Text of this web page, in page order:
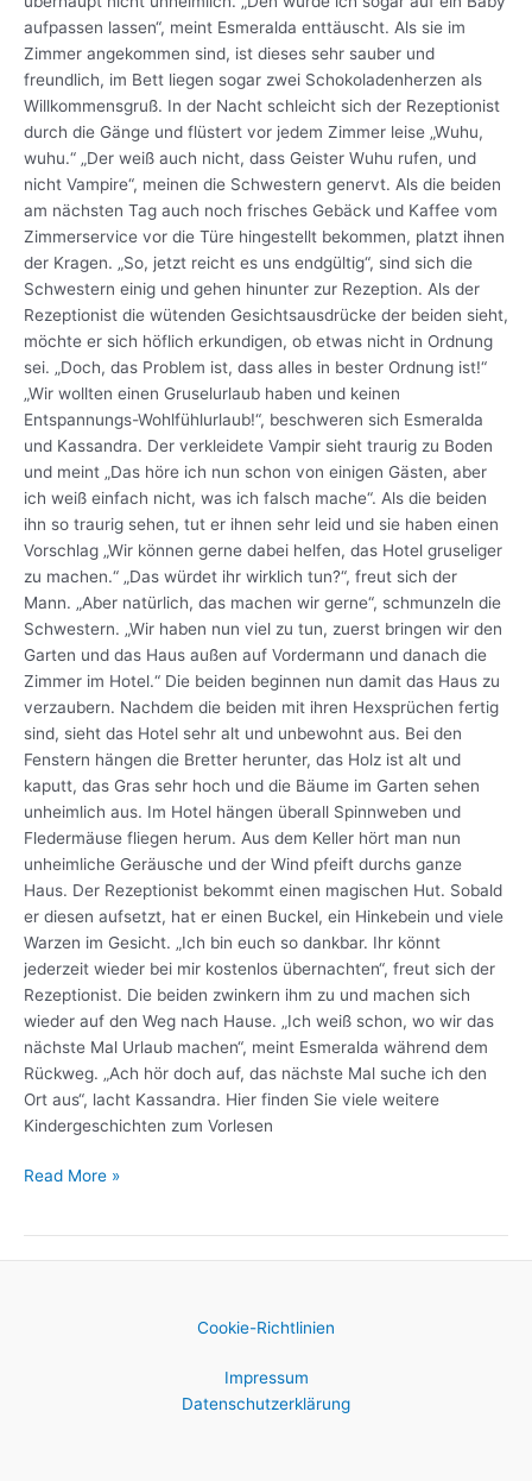
aufpassen lassen“, meint Esmeralda enttäuscht. Als sie im
Zimmer angekommen sind, ist dieses sehr sauber und
freundlich, im Bett liegen sogar zwei Schokoladenherzen als
Willkommensgruß. In der Nacht schleicht sich der Rezeptionist
durch die Gänge und flüstert vor jedem Zimmer leise „Wuhu,
wuhu.“ „Der weiß auch nicht, dass Geister Wuhu rufen, und
nicht Vampire“, meinen die Schwestern genervt. Als die beiden
am nächsten Tag auch noch frisches Gebäck und Kaffee vom
Zimmerservice vor die Türe hingestellt bekommen, platzt ihnen
der Kragen. „So, jetzt reicht es uns endgültig“, sind sich die
Schwestern einig und gehen hinunter zur Rezeption. Als der
Rezeptionist die wütenden Gesichtsausdrücke der beiden sieht,
möchte er sich höflich erkundigen, ob etwas nicht in Ordnung
sei. „Doch, das Problem ist, dass alles in bester Ordnung ist!“
„Wir wollten einen Gruselurlaub haben und keinen
Entspannungs-Wohlfühlurlaub!“, beschweren sich Esmeralda
und Kassandra. Der verkleidete Vampir sieht traurig zu Boden
und meint „Das höre ich nun schon von einigen Gästen, aber
ich weiß einfach nicht, was ich falsch mache“. Als die beiden
ihn so traurig sehen, tut er ihnen sehr leid und sie haben einen
Vorschlag „Wir können gerne dabei helfen, das Hotel gruseliger
zu machen.“ „Das würdet ihr wirklich tun?“, freut sich der
Mann. „Aber natürlich, das machen wir gerne“, schmunzeln die
Schwestern. „Wir haben nun viel zu tun, zuerst bringen wir den
Garten und das Haus außen auf Vordermann und danach die
Zimmer im Hotel.“ Die beiden beginnen nun damit das Haus zu
verzaubern. Nachdem die beiden mit ihren Hexsprüchen fertig
sind, sieht das Hotel sehr alt und unbewohnt aus. Bei den
Fenstern hängen die Bretter herunter, das Holz ist alt und
kaputt, das Gras sehr hoch und die Bäume im Garten sehen
unheimlich aus. Im Hotel hängen überall Spinnweben und
Fledermäuse fliegen herum. Aus dem Keller hört man nun
unheimliche Geräusche und der Wind pfeift durchs ganze
Haus. Der Rezeptionist bekommt einen magischen Hut. Sobald
er diesen aufsetzt, hat er einen Buckel, ein Hinkebein und viele
Warzen im Gesicht. „Ich bin euch so dankbar. Ihr könnt
jederzeit wieder bei mir kostenlos übernachten“, freut sich der
Rezeptionist. Die beiden zwinkern ihm zu und machen sich
wieder auf den Weg nach Hause. „Ich weiß schon, wo wir das
nächste Mal Urlaub machen“, meint Esmeralda während dem
Rückweg. „Ach hör doch auf, das nächste Mal suche ich den
Ort aus“, lacht Kassandra. Hier finden Sie viele weitere
Kindergeschichten zum Vorlesen
Read More »
Cookie-Richtlinien
Impressum
Datenschutzerklärung